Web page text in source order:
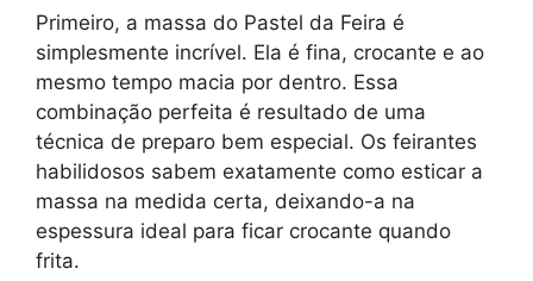
Primeiro, a massa do Pastel da Feira é
simplesmente incrível. Ela é fina, crocante e ao
mesmo tempo macia por dentro. Essa
combinação perfeita é resultado de uma
técnica de preparo bem especial. Os feirantes
habilidosos sabem exatamente como esticar a
massa na medida certa, deixando-a na
espessura ideal para ficar crocante quando
frita.